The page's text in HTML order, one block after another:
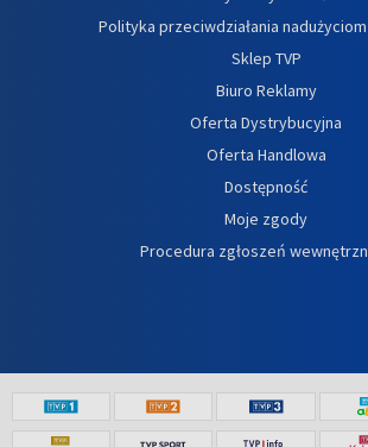
Polityka przeciwdziałania
Sklep TVP
Biuro Reklamy
Oferta Dystrybucyjna
Oferta Handlowa
Dostępność
Moje zgody
Procedura zgłoszeń